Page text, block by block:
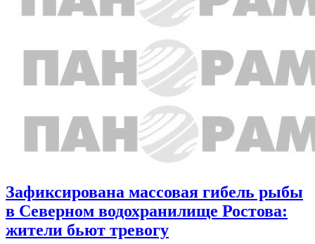
Зафиксирована массовая гибель рыбы
в Северном водохранилище Ростова:
жители бьют тревогу